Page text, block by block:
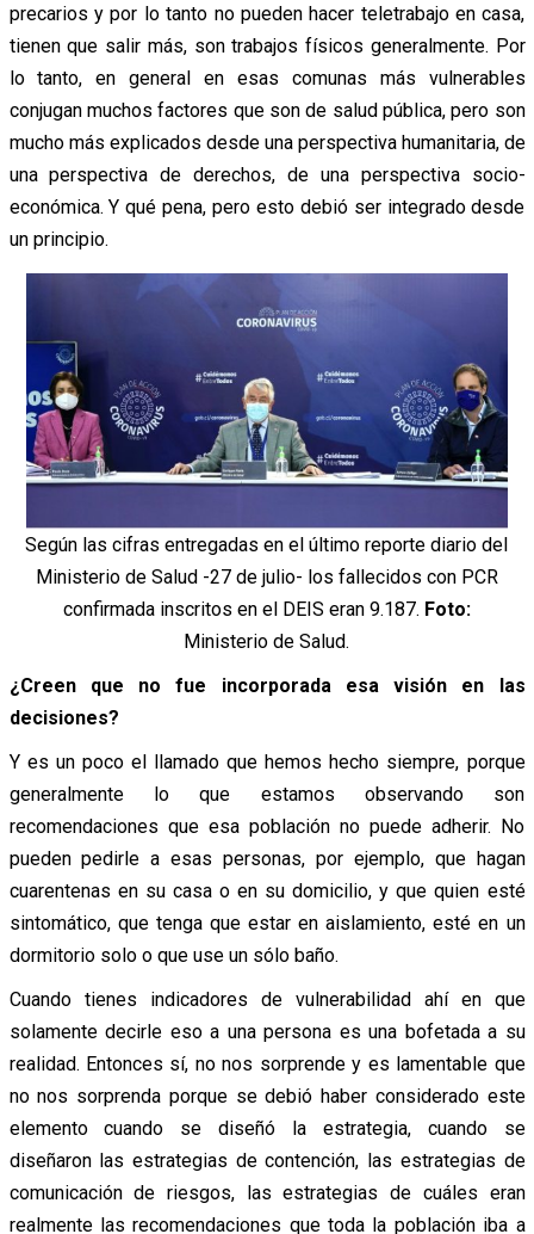
precarios y por lo tanto no pueden hacer teletrabajo en casa,
tienen que salir más, son trabajos físicos generalmente. Por
lo tanto, en general en esas comunas más vulnerables
conjugan muchos factores que son de salud pública, pero son
mucho más explicados desde una perspectiva humanitaria, de
una perspectiva de derechos, de una perspectiva socio-
económica. Y qué pena, pero esto debió ser integrado desde
un principio.
Según las cifras entregadas en el último reporte diario del
Ministerio de Salud -27 de julio- los fallecidos con PCR
confirmada inscritos en el DEIS eran 9.187. Foto:
Ministerio de Salud.
¿Creen que no fue incorporada esa visión en las
decisiones?
Y es un poco el llamado que hemos hecho siempre, porque
generalmente lo que estamos observando son
recomendaciones que esa población no puede adherir. No
pueden pedirle a esas personas, por ejemplo, que hagan
cuarentenas en su casa o en su domicilio, y que quien esté
sintomático, que tenga que estar en aislamiento, esté en un
dormitorio solo o que use un sólo baño.
Cuando tienes indicadores de vulnerabilidad ahí en que
solamente decirle eso a una persona es una bofetada a su
realidad. Entonces sí, no nos sorprende y es lamentable que
no nos sorprenda porque se debió haber considerado este
elemento cuando se diseñó la estrategia, cuando se
diseñaron las estrategias de contención, las estrategias de
comunicación de riesgos, las estrategias de cuáles eran
realmente las recomendaciones que toda la población iba a